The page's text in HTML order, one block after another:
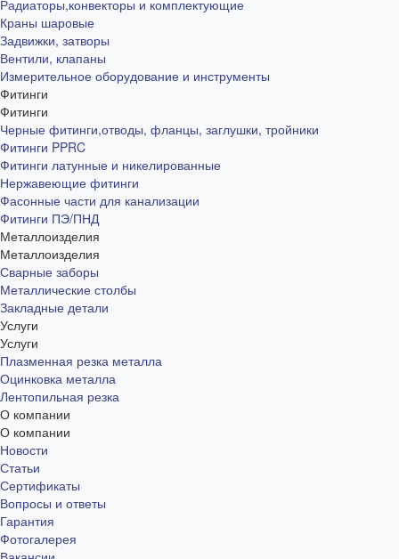
Радиаторы,конвекторы и комплектующие
Краны шаровые
Задвижки, затворы
Вентили, клапаны
Измерительное оборудование и инструменты
Фитинги
Фитинги
Черные фитинги,отводы, фланцы, заглушки, тройники
Фитинги PPRC
Фитинги латунные и никелированные
Нержавеющие фитинги
Фасонные части для канализации
Фитинги ПЭ/ПНД
Металлоизделия
Металлоизделия
Сварные заборы
Металлические столбы
Закладные детали
Услуги
Услуги
Плазменная резка металла
Оцинковка металла
Лентопильная резка
О компании
О компании
Новости
Статьи
Сертификаты
Вопросы и ответы
Гарантия
Фотогалерея